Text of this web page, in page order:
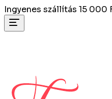
Ingyenes szállítás 15 000